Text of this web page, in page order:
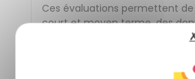
Ces évaluations permettent de
court et moyen terme, des
quantitatives et qualitatives
futurs besoins en formation.